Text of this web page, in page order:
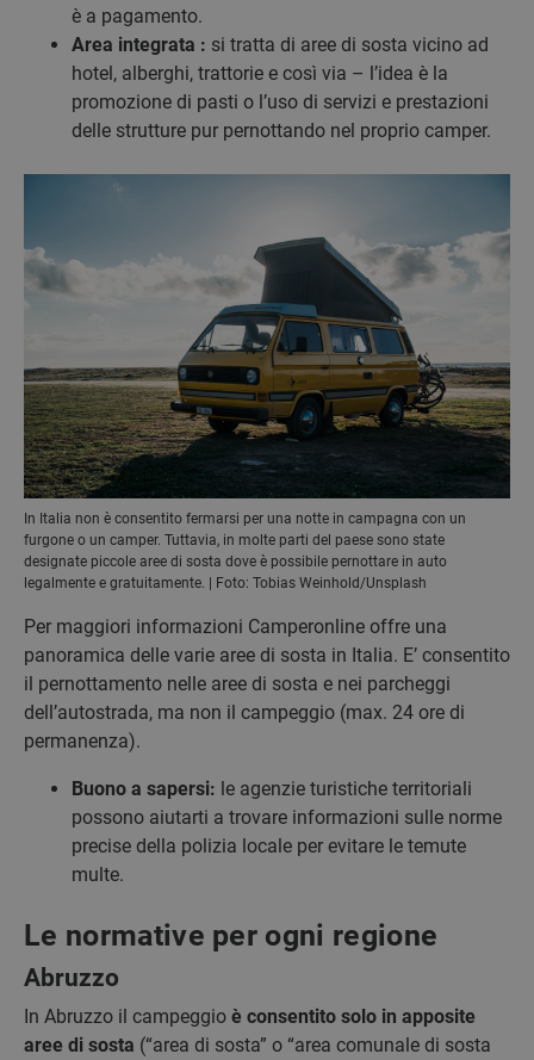
è a pagamento.
Area integrata : si tratta di aree di sosta vicino ad
hotel, alberghi, trattorie e così via – l’idea è la
promozione di pasti o l’uso di servizi e prestazioni
delle strutture pur pernottando nel proprio camper.
In Italia non è consentito fermarsi per una notte in campagna con un
furgone o un camper. Tuttavia, in molte parti del paese sono state
designate piccole aree di sosta dove è possibile pernottare in auto
legalmente e gratuitamente. | Foto: Tobias Weinhold/Unsplash
Per maggiori informazioni Camperonline offre una
panoramica delle varie aree di sosta in Italia. E’ consentito
il pernottamento nelle aree di sosta e nei parcheggi
dell’autostrada, ma non il campeggio (max. 24 ore di
permanenza).
Buono a sapersi: le agenzie turistiche territoriali
possono aiutarti a trovare informazioni sulle norme
precise della polizia locale per evitare le temute
multe.
Le normative per ogni regione
Abruzzo
In Abruzzo il campeggio è consentito solo in apposite
aree di sosta (“area di sosta” o “area comunale di sosta